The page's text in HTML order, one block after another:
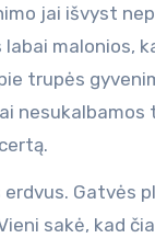
jai išvyst
malonios,
trupės
nesukalbamos
Gatvės
sakė, kad